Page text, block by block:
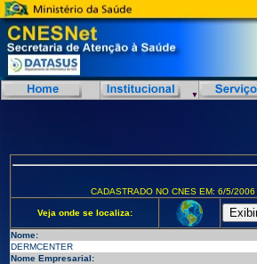
CADASTRADO NO CNES EM: 6/5/2006
Veja onde se localiza:
Nome:
DERMCENTER
Nome Empresarial: